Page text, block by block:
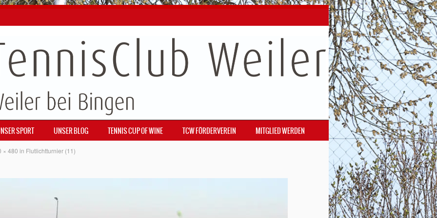
SPORT UNSER BLOG TENNIS CUP OF WINE TCW FÖRDERVEREIN MITGLIED WERDEN
× 480 in Flutlichtturnier (11)